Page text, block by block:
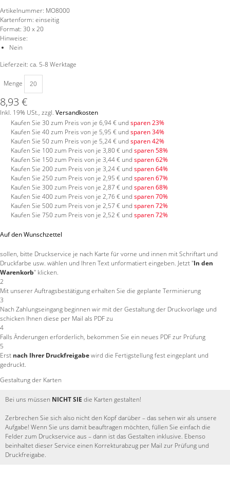
Artikelnummer: MO8000
Kartenform: einseitig
Format: 30 x 20
Hinweise:
Nein
Lieferzeit: ca. 5-8 Werktage
Menge
8,93 €
Inkl. 19% USt., zzgl. Versandkosten
Kaufen Sie 30 zum Preis von je 6,94 € und sparen23%
Kaufen Sie 40 zum Preis von je 5,95 € und sparen34%
Kaufen Sie 50 zum Preis von je 5,24 € und sparen42%
Kaufen Sie 100 zum Preis von je 3,80 € und sparen58%
Kaufen Sie 150 zum Preis von je 3,44 € und sparen62%
Kaufen Sie 200 zum Preis von je 3,24 € und sparen64%
Kaufen Sie 250 zum Preis von je 2,95 € und sparen67%
Kaufen Sie 300 zum Preis von je 2,87 € und sparen68%
Kaufen Sie 400 zum Preis von je 2,76 € und sparen70%
Kaufen Sie 500 zum Preis von je 2,57 € und sparen72%
Kaufen Sie 750 zum Preis von je 2,52 € und sparen72%
Auf den Wunschzettel
sollen, bitte Druckservice je nach Karte für vorne und innen mit Schriftart und
Druckfarbe usw. wählen und Ihren Text unformatiert eingeben. Jetzt "In den
Warenkorb" klicken.
2
Mit unserer Auftragsbestätigung erhalten Sie die geplante Terminierung
3
Nach Zahlungseingang beginnen wir mit der Gestaltung der Druckvorlage und
schicken Ihnen diese per Mail als PDF zu
4
Falls Änderungen erforderlich, bekommen Sie ein neues PDF zur Prüfung
5
Erst nach Ihrer Druckfreigabewird die Fertigstellung fest eingeplant und
gedruckt.
Gestaltung der Karten
Bei uns müssen NICHT SIE die Karten gestalten!
Zerbrechen Sie sich also nicht den Kopf darüber – das sehen wir als unsere
Aufgabe! Wenn Sie uns damit beauftragen möchten, füllen Sie einfach die
Felder zum Druckservice aus – dann ist das Gestalten inklusive. Ebenso
beinhaltet dieser Service einen Korrekturabzug per Mail zur Prüfung und
Druckfreigabe.